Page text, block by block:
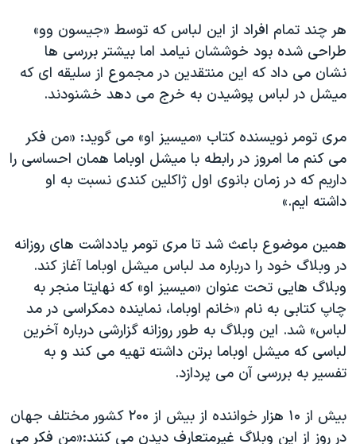
هر چند تمام افراد از این لباس که توسط «جیسون وو»
طراحی شده بود خوششان نیامد اما بیشتر بررسی ها
نشان می داد که این منتقدین در مجموع از سلیقه ای که
میشل در لباس پوشیدن به خرج می دهد خشنودند.
مری تومر نویسنده کتاب «میسیز او» می گوید: «من فکر
می کنم ما امروز در رابطه با میشل اوباما همان احساسی را
داریم که در زمان بانوی اول ژاکلین کندی نسبت به او
داشته ایم.»
همین موضوع باعث شد تا مری تومر یادداشت های روزانه
در وبلاگ خود را درباره مد لباس میشل اوباما آغاز کند.
وبلاگ هایی تحت عنوان «میسیز او» که نهایتا منجر به
چاپ کتابی به نام «خانم اوباما، نماینده دمکراسی در مد
لباس» شد. این وبلاگ به طور روزانه گزارشی درباره آخرین
لباسی که میشل اوباما برتن داشته تهیه می کند و به
تفسیر به بررسی آن می پردازد.
بیش از ۱۰ هزار خواننده از بیش از ۲۰۰ کشور مختلف جهان
در روز از این وبلاگ غیرمتعارف دیدن می کنند:«من فکر می